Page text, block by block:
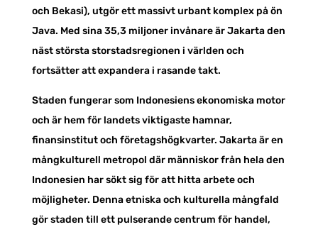
och Bekasi), utgör ett massivt urbant komplex på ön
Java. Med sina 35,3 miljoner invånare är Jakarta den
näst största storstadsregionen i världen och
fortsätter att expandera i rasande takt.
Staden fungerar som Indonesiens ekonomiska motor
och är hem för landets viktigaste hamnar,
finansinstitut och företagshögkvarter. Jakarta är en
mångkulturell metropol där människor från hela den
Indonesien har sökt sig för att hitta arbete och
möjligheter. Denna etniska och kulturella mångfald
gör staden till ett pulserande centrum för handel,